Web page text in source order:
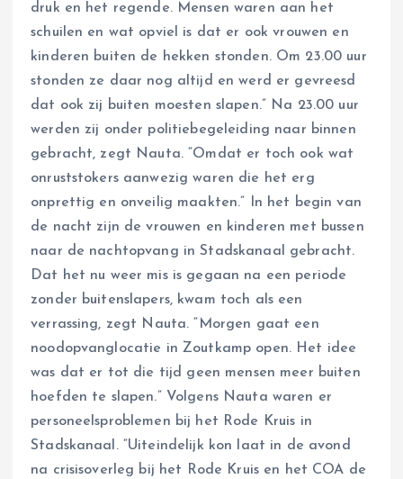
druk en het regende. Mensen waren aan het
schuilen en wat opviel is dat er ook vrouwen en
kinderen buiten de hekken stonden. Om 23.00 uur
stonden ze daar nog altijd en werd er gevreesd
dat ook zij buiten moesten slapen.” Na 23.00 uur
werden zij onder politiebegeleiding naar binnen
gebracht, zegt Nauta. “Omdat er toch ook wat
onruststokers aanwezig waren die het erg
onprettig en onveilig maakten.” In het begin van
de nacht zijn de vrouwen en kinderen met bussen
naar de nachtopvang in Stadskanaal gebracht.
Dat het nu weer mis is gegaan na een periode
zonder buitenslapers, kwam toch als een
verrassing, zegt Nauta. “Morgen gaat een
noodopvanglocatie in Zoutkamp open. Het idee
was dat er tot die tijd geen mensen meer buiten
hoefden te slapen.” Volgens Nauta waren er
personeelsproblemen bij het Rode Kruis in
Stadskanaal. “Uiteindelijk kon laat in de avond
na crisisoverleg bij het Rode Kruis en het COA de